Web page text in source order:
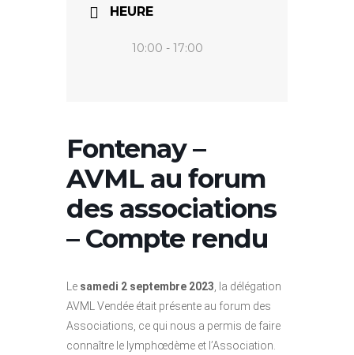
HEURE
10:00 - 17:00
Fontenay –
AVML au forum
des associations
– Compte rendu
Le samedi 2 septembre 2023 , la délégation
AVML Vendée était présente au forum des
Associations, ce qui nous a permis de faire
connaître le lymphœdème et l’Association.